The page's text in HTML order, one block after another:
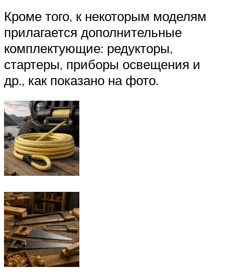
Кроме того, к некоторым моделям
прилагается дополнительные
комплектующие: редукторы,
стартеры, приборы освещения и
др., как показано на фото.